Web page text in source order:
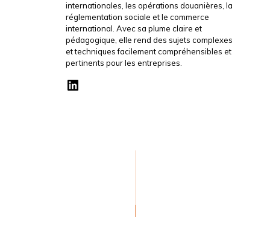
internationales, les opérations douanières, la
réglementation sociale et le commerce
international. Avec sa plume claire et
pédagogique, elle rend des sujets complexes
et techniques facilement compréhensibles et
pertinents pour les entreprises.